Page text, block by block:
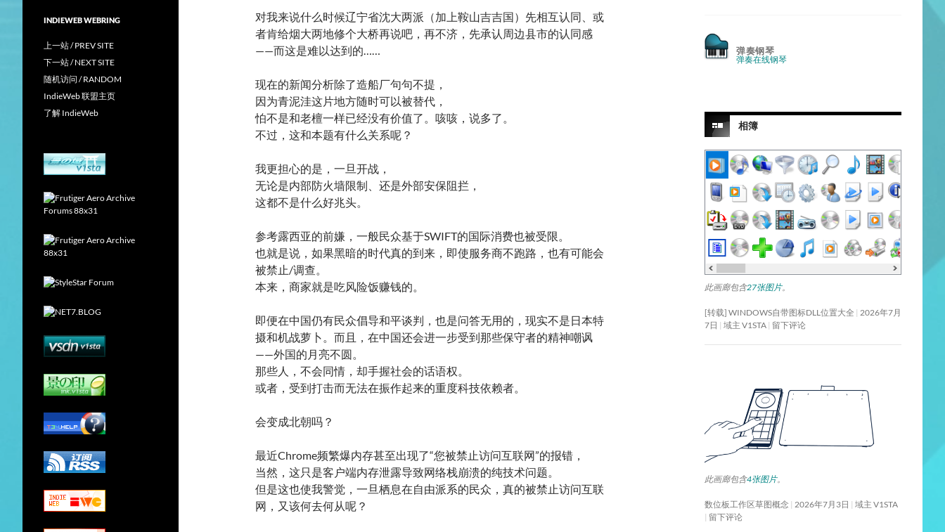
对我来说什么时候辽宁省沈大两派（加上鞍山吉吉国）先相互认同、或
者肯给烟大两地修个大桥再说吧，再不济，先承认周边县市的认同感
——而这是难以达到的……
现在的新闻分析除了造船厂句句不提，
因为青泥洼这片地方随时可以被替代，
怕不是和老檀一样已经没有价值了。咳咳，说多了。
不过，这和本题有什么关系呢？
我更担心的是，一旦开战，
无论是内部防火墙限制、还是外部安保阻拦，
这都不是什么好兆头。
参考露西亚的前嫌，一般民众基于SWIFT的国际消费也被受限。
也就是说，如果黑暗的时代真的到来，即使服务商不跑路，也有可能会
被禁止/调查。
本来，商家就是吃风险饭赚钱的。
即便在中国仍有民众倡导和平谈判，也是问答无用的，现实不是日本特
摄和机战萝卜。而且，在中国还会进一步受到那些保守者的精神嘲讽
——外国的月亮不圆。
那些人，不会同情，却手握社会的话语权。
或者，受到打击而无法在振作起来的重度科技依赖者。
会变成北朝吗？
最近Chrome频繁爆内存甚至出现了“您被禁止访问互联网”的报错，
当然，这只是客户端内存泄露导致网络栈崩溃的纯技术问题。
但是这也使我警觉，一旦栖息在自由派系的民众，真的被禁止访问互联
网，又该何去何从呢？
弹奏钢琴
弹奏在线钢琴
相簿
此画廊包含27张图片。
[转载] WINDOWS自带图标DLL位置大全 2026年7月
7日
域主 V1STA 留下评论
此画廊包含4张图片。
数位板工作区草图概念 2026年7月3日
域主 V1STA
留下评论
INDIEWEB WEBRING
上一站 / PREV SITE
下一站 / NEXT SITE
随机访问 / RANDOM
IndieWeb 联盟主页
了解 IndieWeb